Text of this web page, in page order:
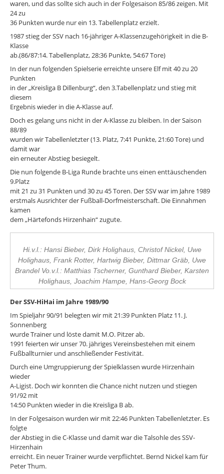
waren, und das sollte sich auch in der Folgesaison 85/86 zeigen. Mit
24 zu
36 Punkten wurde nur ein 13. Tabellenplatz erzielt.
1987 stieg der SSV nach 16-jähriger A-Klassenzugehörigkeit in die B-
Klasse
ab.(86/87:14. Tabellenplatz, 28:36 Punkte, 54:67 Tore)
In der nun folgenden Spielserie erreichte unsere Elf mit 40 zu 20
Punkten
in der „Kreisliga B Dillenburg“, den 3.Tabellenplatz und stieg mit
diesem
Ergebnis wieder in die A-Klasse auf.
Doch es gelang uns nicht in der A-Klasse zu bleiben. In der Saison
88/89
wurden wir Tabellenletzter (13. Platz, 7:41 Punkte, 21:60 Tore) und
damit war
ein erneuter Abstieg besiegelt.
Die nun folgende B-Liga Runde brachte uns einen enttäuschenden
9.Platz
mit 21 zu 31 Punkten und 30 zu 45 Toren. Der SSV war im Jahre 1989
erstmals Ausrichter der Fußball-Dorfmeisterschaft. Die Einnahmen
kamen
dem „Härtefonds Hirzenhain“ zugute.
Hi.v.l.: Hansi Bieber, Dirk Holighaus, Christof Nickel, Uwe
Holighaus, Frank Rotter, Hartwig Bieber, Dittmar Gräb, Uwe
Brandel Vo.v.l.: Matthias Tscherner, Gunthard Bieber, Karsten
Holighaus, Joachim Hampe, Hans-Georg Bock
Der SSV-HiHai im Jahre 1989/90
Im Spieljahr 90/91 belegten wir mit 21:39 Punkten Platz 11. J.
Sonnenberg
wurde Trainer und löste damit M.O. Pitzer ab.
1991 feierten wir unser 70. jähriges Vereinsbestehen mit einem
Fußballturnier und anschließender Festivität.
Durch eine Umgruppierung der Spielklassen wurde Hirzenhain
wieder
A-Ligist. Doch wir konnten die Chance nicht nutzen und stiegen
91/92 mit
14:50 Punkten wieder in die Kreisliga B ab.
In der Folgesaison wurden wir mit 22:46 Punkten Tabellenletzter. Es
folgte
der Abstieg in die C-Klasse und damit war die Talsohle des SSV-
Hirzenhain
erreicht. Ein neuer Trainer wurde verpflichtet. Bernd Nickel kam für
Peter Thum.